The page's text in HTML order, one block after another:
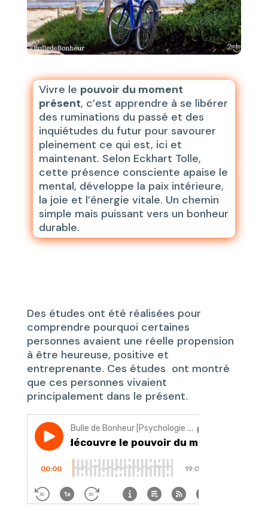
Vivre le pouvoir du moment
présent, c’est apprendre à se libérer
des ruminations du passé et des
inquiétudes du futur pour savourer
pleinement ce qui est, ici et
maintenant. Selon Eckhart Tolle,
cette présence consciente apaise le
mental, développe la paix intérieure,
la joie et l’énergie vitale. Un chemin
simple mais puissant vers un bonheur
durable.
Des études ont été réalisées pour
comprendre pourquoi certaines
personnes avaient une réelle propension
à être heureuse, positive et
entreprenante. Ces études ont montré
que ces personnes vivaient
principalement dans le présent.